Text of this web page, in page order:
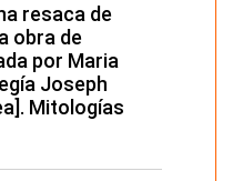
resaca de
obra de
por Maria
Joseph
Mitologías